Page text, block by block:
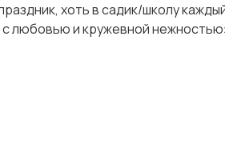
хоть в садик/школу
любовью и кружевной